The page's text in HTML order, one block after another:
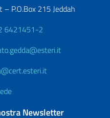
P.O.Box 215 Jeddah
6421451-2
Newsletter